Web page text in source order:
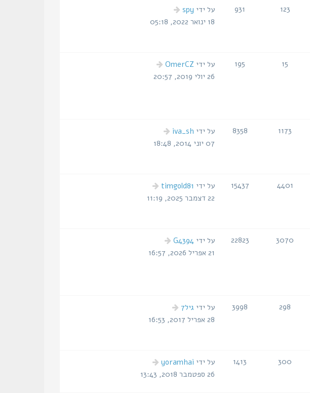
123
931
הודעה
אחרונה
על ידי spy
18 ינואר 2022, 05:18
15
195
הודעה
אחרונה
על ידי OmerCZ
26 יולי 2019, 20:57
1173
8358
הודעה
אחרונה
על ידי iva_sh
07 יוני 2014, 18:48
4401
15437
הודעה
אחרונה
על ידי timgold81
22 דצמבר 2025, 11:19
3070
22823
הודעה
אחרונה
על ידיG4394
21 אפריל 2026, 16:57
298
3998
הודעה
אחרונה
על ידי גיל7
28 אפריל 2017, 16:53
300
1413
הודעה
אחרונה
על ידי yoramhai
26 ספטמבר 2018, 13:43